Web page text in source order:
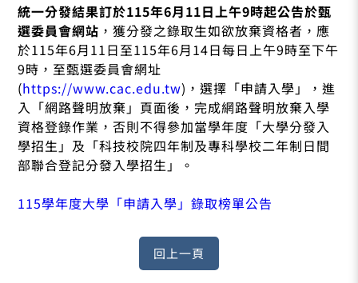
統一分發結果訂於115年6月11日上午9時起公告於甄
選委員會網站 ，獲分發之錄取生如欲放棄資格者，應
於115年6月11日至115年6月14日每日上午9時至下午
9時，至甄選委員會網址
(https://www.cac.edu.tw)，選擇「申請入學」，進
入「網路聲明放棄」頁面後，完成網路聲明放棄入學
資格登錄作業，否則不得參加當學年度「大學分發入
學招生」及「科技校院四年制及專科學校二年制日間
部聯合登記分發入學招生」。
115學年度大學「申請入學」錄取榜單公告